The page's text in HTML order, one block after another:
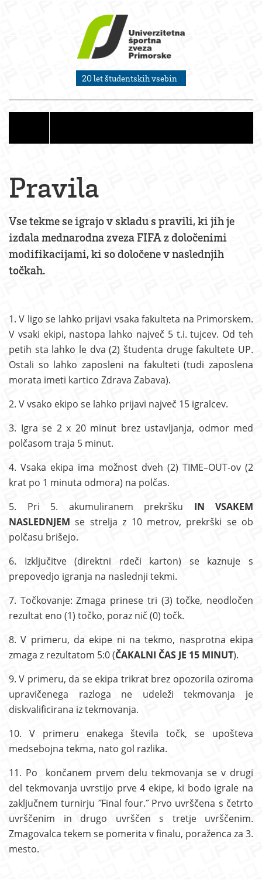
20 let študentskih vsebin
Pravila
Vse tekme se igrajo v skladu s pravili, ki jih je
izdala mednarodna zveza FIFA z določenimi
modifikacijami, ki so določene v naslednjih
točkah.
1. V ligo se lahko prijavi vsaka fakulteta na Primorskem.
V vsaki ekipi, nastopa lahko največ 5 t.i. tujcev. Od teh
petih sta lahko le dva (2) študenta druge fakultete UP.
Ostali so lahko zaposleni na fakulteti (tudi zaposlena
morata imeti kartico Zdrava Zabava).
2. V vsako ekipo se lahko prijavi največ 15 igralcev.
3. Igra se 2 x 20 minut brez ustavljanja, odmor med
polčasom traja 5 minut.
4. Vsaka ekipa ima možnost dveh (2) TIME–OUT-ov (2
krat po 1 minuta odmora) na polčas.
5. Pri 5. akumuliranem prekršku IN VSAKEM
NASLEDNJEM se strelja z 10 metrov, prekrški se ob
polčasu brišejo.
6. Izključitve (direktni rdeči karton) se kaznuje s
prepovedjo igranja na naslednji tekmi.
7. Točkovanje: Zmaga prinese tri (3) točke, neodločen
rezultat eno (1) točko, poraz nič (0) točk.
8. V primeru, da ekipe ni na tekmo, nasprotna ekipa
zmaga z rezultatom 5:0 (ČAKALNI ČAS JE 15 MINUT).
9. V primeru, da se ekipa trikrat brez opozorila oziroma
upravičenega razloga ne udeleži tekmovanja je
diskvalificirana iz tekmovanja.
10. V primeru enakega števila točk, se upošteva
medsebojna tekma, nato gol razlika.
11. Po končanem prvem delu tekmovanja se v drugi
del tekmovanja uvrstijo prve 4 ekipe, ki bodo igrale na
zaključnem turnirju ˝Final four.˝ Prvo uvrščena s četrto
uvrščenim in drugo uvrščen s tretje uvrščenim.
Zmagovalca tekem se pomerita v finalu, poraženca za 3.
mesto.